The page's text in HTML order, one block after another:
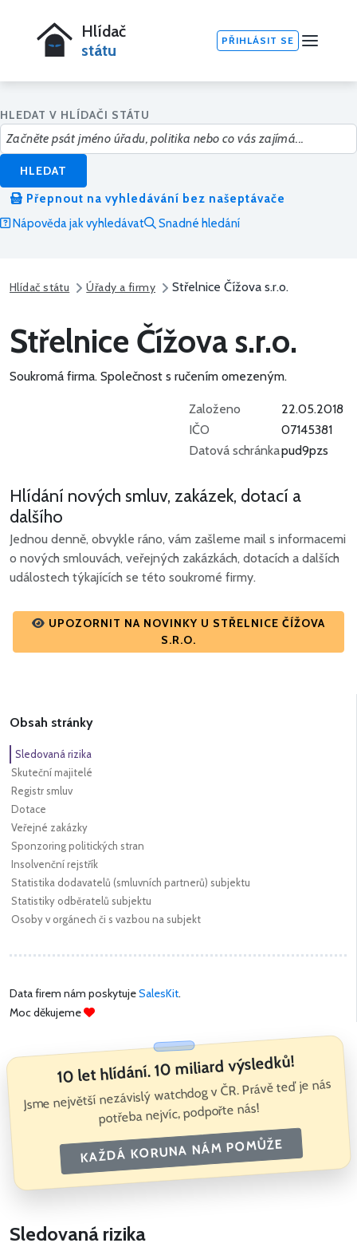
Hlídač
státu
PŘIHLÁSIT SE
HLEDAT V HLÍDAČI STÁTU
HLEDAT
Přepnout na vyhledávání bez našeptávače
Nápověda jak vyhledávat
Snadné hledání
Hlídač státu Úřady a firmy Střelnice Čížova s.r.o.
Střelnice Čížova s.r.o.
Soukromá firma. Společnost s ručením omezeným.
Založeno
22.05.2018
IČO
07145381
Datová schránkapud9pzs
Hlídání nových smluv, zakázek, dotací a
dalšího
Jednou denně, obvykle ráno, vám zašleme mail s informacemi
o nových smlouvách, veřejných zakázkách, dotacích a dalších
událostech týkajících se této soukromé firmy.
UPOZORNIT NA NOVINKY U STŘELNICE ČÍŽOVA
S.R.O.
Obsah stránky
Sledovaná rizika
Skuteční majitelé
Registr smluv
Dotace
Veřejné zakázky
Sponzoring politických stran
Insolvenční rejstřík
Statistika dodavatelů (smluvních partnerů) subjektu
Statistiky odběratelů subjektu
Osoby v orgánech či s vazbou na subjekt
Data firem nám poskytujeSalesKit.
Moc děkujeme
10 let hlídání. 10 miliard výsledků!
Jsme největší nezávislý watchdog v ČR. Právě teď je nás
potřeba nejvíc, podpořte nás!
KAŽDÁ KORUNA NÁM POMŮŽE
Sledovaná rizika